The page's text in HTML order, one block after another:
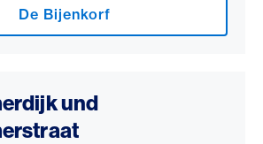
De Bijenkorf
und